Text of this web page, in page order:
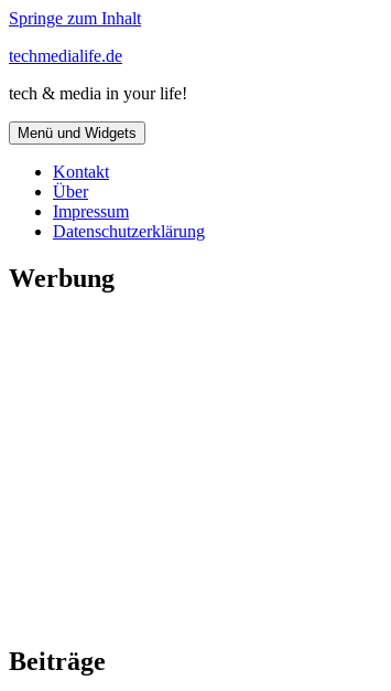
Springe zum Inhalt
techmedialife.de
tech & media in your life!
Menü und Widgets
Kontakt
Über
Impressum
Datenschutzerklärung
Werbung
Beiträge